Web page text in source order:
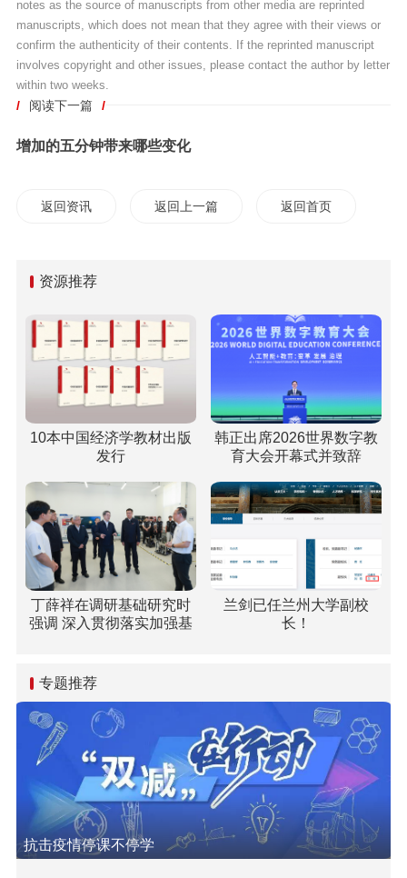
notes as the source of manuscripts from other media are reprinted
manuscripts, which does not mean that they agree with their views or
confirm the authenticity of their contents. If the reprinted manuscript
involves copyright and other issues, please contact the author by letter
within two weeks.
/ 阅读下一篇 /
增加的五分钟带来哪些变化
返回资讯 返回上一篇 返回首页
资源推荐
10本中国经济学教材出版
发行
韩正出席2026世界数字教
育大会开幕式并致辞
丁薛祥在调研基础研究时
强调 深入贯彻落实加强基
新能力
兰剑已任兰州大学副校
长！
专题推荐
抗击疫情停课不停学